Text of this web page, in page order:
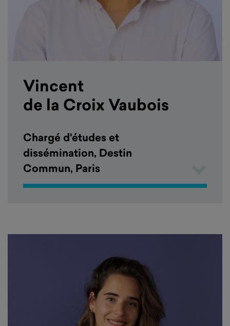
Vincent
de la Croix Vaubois
Chargé d'études et
dissémination, Destin
Commun, Paris